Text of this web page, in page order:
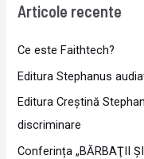
Articole recente
Ce este Faithtech?
Editura Stephanus
Editura Creștină
discriminare
Conferința „BĂRBAŢII ŞI